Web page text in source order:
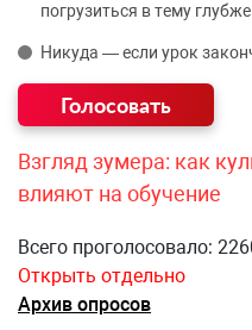
погрузиться в тему глубже.
Никуда — если урок
Взгляд зумера: как
влияют на обучение
Всего проголосовало:
Открыть отдельно
Архив опросов